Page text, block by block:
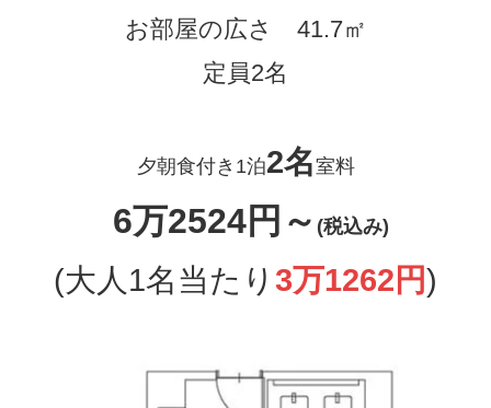
お部屋の広さ 41.7㎡
定員2名
夕朝食付き1泊2名室料
6万2524円～ (税込み)
(大人1名当たり 3万1262円)